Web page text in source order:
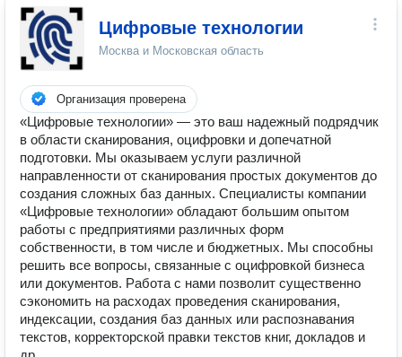
Цифровые технологии
Москва и Московская область
Организация проверена
«Цифровые технологии» — это ваш надежный подрядчик
в области сканирования, оцифровки и допечатной
подготовки. Мы оказываем услуги различной
направленности от сканирования простых документов до
создания сложных баз данных. Специалисты компании
«Цифровые технологии» обладают большим опытом
работы с предприятиями различных форм
собственности, в том числе и бюджетных. Мы способны
решить все вопросы, связанные с оцифровкой бизнеса
или документов. Работа с нами позволит существенно
сэкономить на расходах проведения сканирования,
индексации, создания баз данных или распознавания
текстов, корректорской правки текстов книг, докладов и